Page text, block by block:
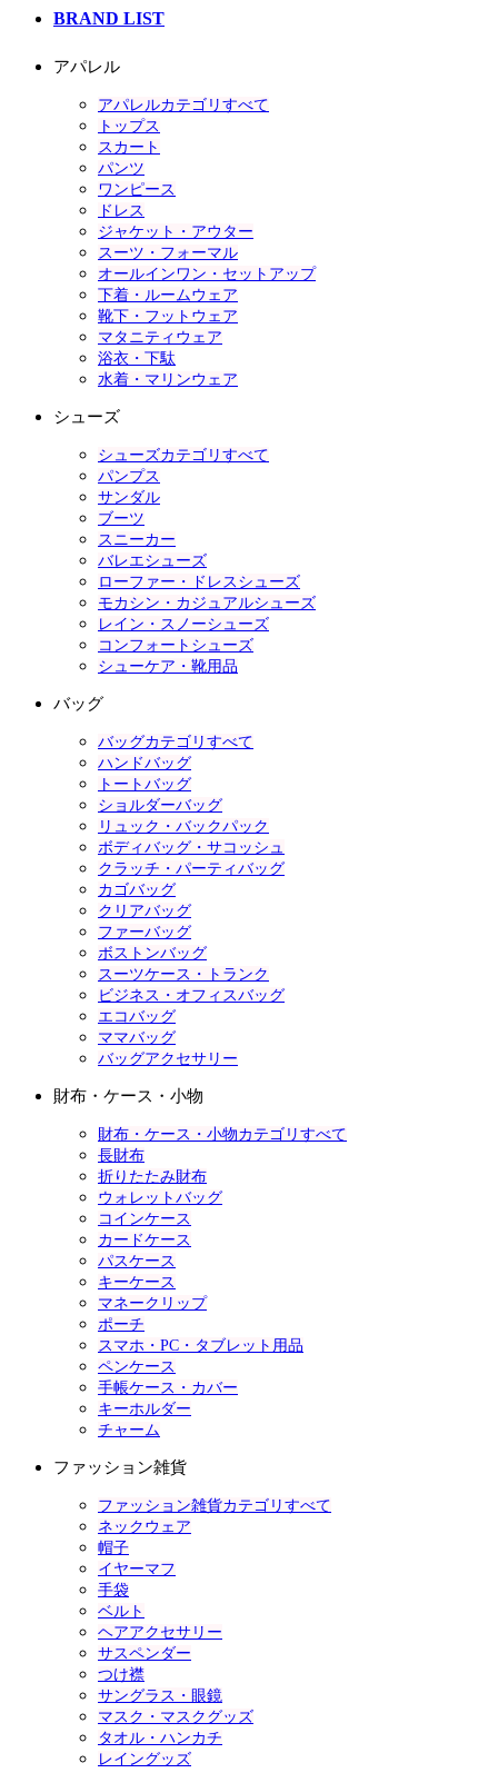
BRAND LIST
アパレル
アパレルカテゴリすべて
トップス
スカート
パンツ
ワンピース
ドレス
ジャケット・アウター
スーツ・フォーマル
オールインワン・セットアップ
下着・ルームウェア
靴下・フットウェア
マタニティウェア
浴衣・下駄
水着・マリンウェア
シューズ
シューズカテゴリすべて
パンプス
サンダル
ブーツ
スニーカー
バレエシューズ
ローファー・ドレスシューズ
モカシン・カジュアルシューズ
レイン・スノーシューズ
コンフォートシューズ
シューケア・靴用品
バッグ
バッグカテゴリすべて
ハンドバッグ
トートバッグ
ショルダーバッグ
リュック・バックパック
ボディバッグ・サコッシュ
クラッチ・パーティバッグ
カゴバッグ
クリアバッグ
ファーバッグ
ボストンバッグ
スーツケース・トランク
ビジネス・オフィスバッグ
エコバッグ
ママバッグ
バッグアクセサリー
財布・ケース・小物
財布・ケース・小物カテゴリすべて
長財布
折りたたみ財布
ウォレットバッグ
コインケース
カードケース
パスケース
キーケース
マネークリップ
ポーチ
スマホ・PC・タブレット用品
ペンケース
手帳ケース・カバー
キーホルダー
チャーム
ファッション雑貨
ファッション雑貨カテゴリすべて
ネックウェア
帽子
イヤーマフ
手袋
ベルト
ヘアアクセサリー
サスペンダー
つけ襟
サングラス・眼鏡
マスク・マスクグッズ
タオル・ハンカチ
レイングッズ